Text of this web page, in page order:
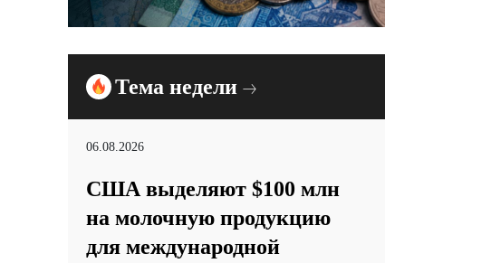
Тема недели
06.08.2026
США выделяют $100 млн
на молочную продукцию
для международной